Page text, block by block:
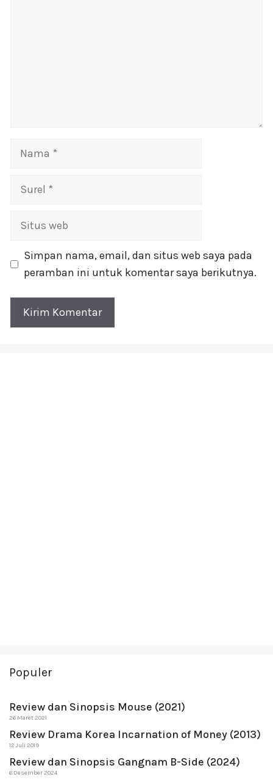
Nama
Surel
Situs
Simpan nama, email, dan situs web saya pada
peramban ini untuk komentar saya berikutnya.
Populer
Review dan Sinopsis Mouse (2021)
26 Maret 2021
Review Drama Korea Incarnation of Money (2013)
12 Juli 2019
Review dan Sinopsis Gangnam B-Side (2024)
6 Desember 2024